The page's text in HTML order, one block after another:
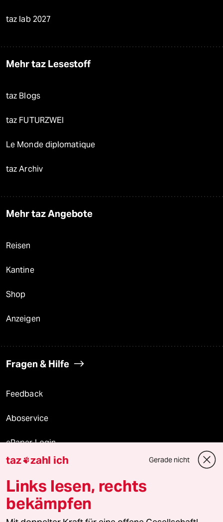
taz lab 2027
Mehr taz Lesestoff
taz Blogs
taz FUTURZWEI
Le Monde diplomatique
taz Archiv
Mehr taz Angebote
Reisen
Kantine
Shop
Anzeigen
Fragen & Hilfe
Feedback
Aboservice
ePaper Login
Downloads für Abonnierende
© 2026 taz Verlags und Vertriebs GmbH
taz zahl ich Gerade nicht
Links lesen, rechts
bekämpfen